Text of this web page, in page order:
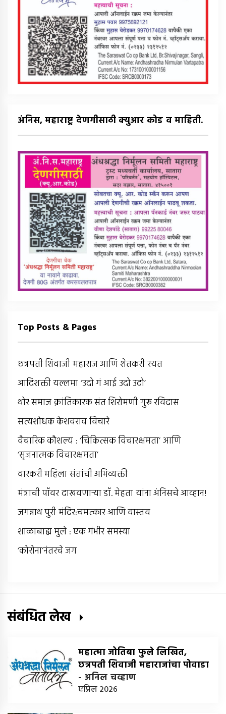
अंनिस, महाराष्ट्र देणगीसाठी क्युआर कोड व माहिती.
Top Posts & Pages
छत्रपती शिवाजी महाराज आणि शेतकरी रयत
आदिशक्ती यल्लमा ‘उदो गं आई उदो उदो’
थोर समाज क्रांतिकारक संत शिरोमणी गुरू रविदास
सत्यशोधक केशवराव विचारे
वैचारिक कौशल्य : ‘चिकित्सक विचारक्षमता’ आणि
‘सृजनात्मक विचारक्षमता’
वारकरी महिला संतांची अभिव्यक्ती
मंत्राची पॉवर दाखवणार्‍या डॉ. मेहता यांना अंनिसचे आव्हान!
जगन्नाथ पुरी मंदिर:चमत्कार आणि वास्तव
शाळाबाह्य मुले : एक गंभीर समस्या
‘कोरोना’नंतरचे जग
संबंधित लेख
महात्मा जोतिबा फुले लिखित,
छत्रपती शिवाजी महाराजांचा पोवाडा
- अनिल चव्हाण
एप्रिल 2026